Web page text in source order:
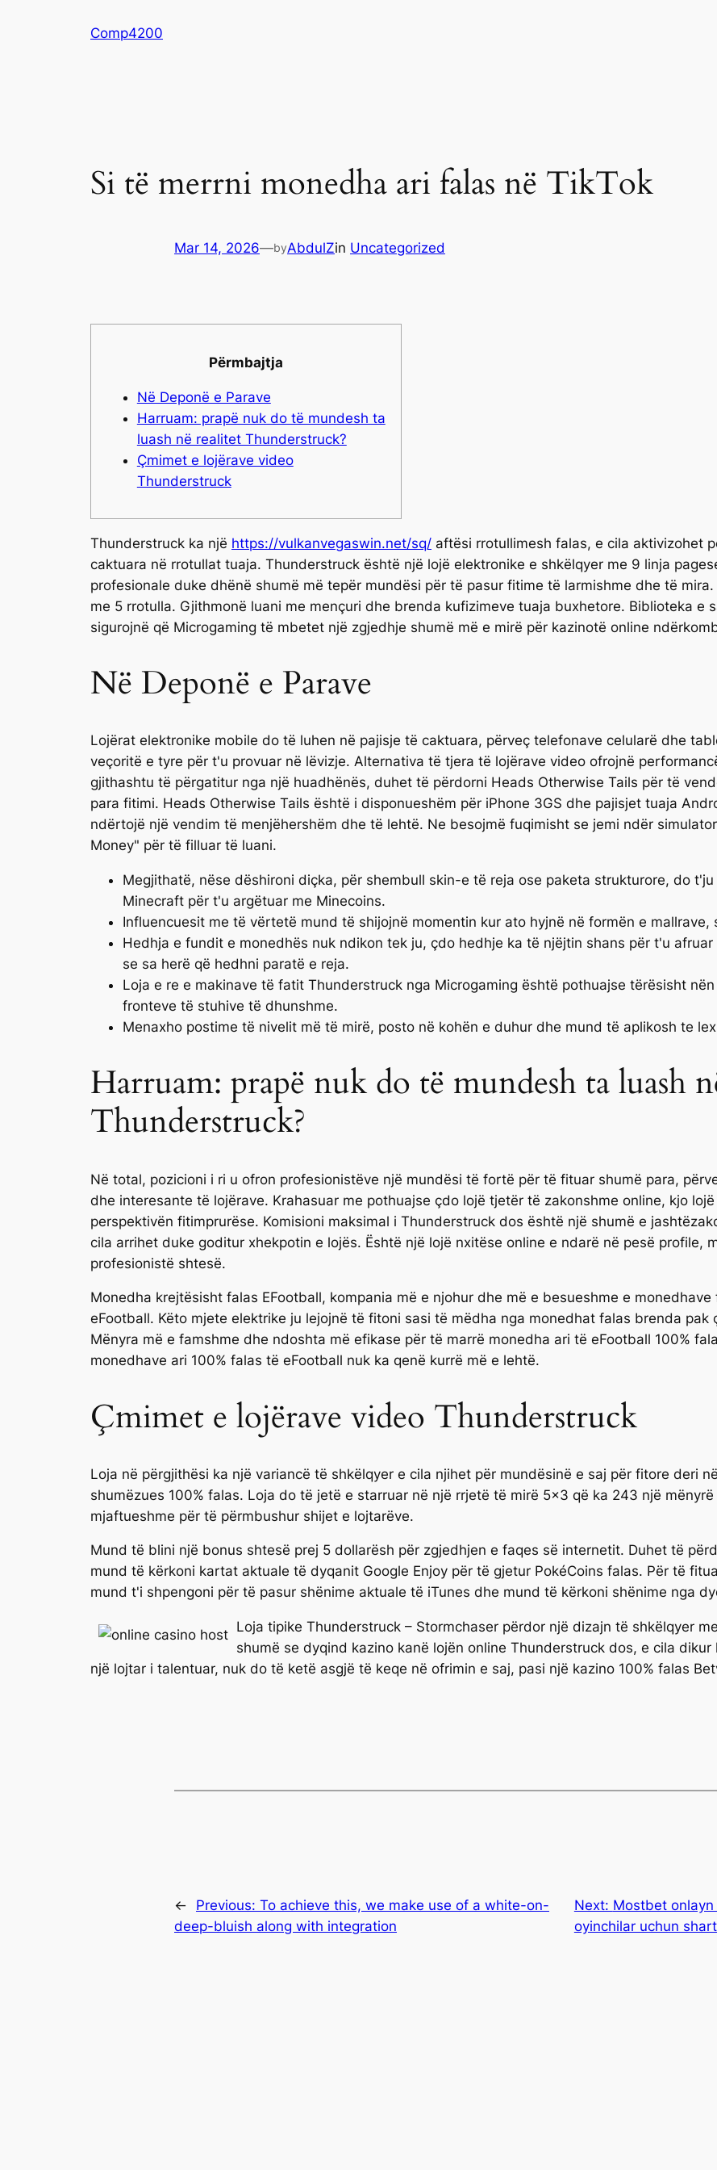
Comp4200
Si të merrni monedha ari falas në TikTok
Mar 14, 2026—byAbdulZin Uncategorized
Përmbajtja
Në Deponë e Parave
Harruam: prapë nuk do të mundesh ta
luash në realitet Thunderstruck?
Çmimet e lojërave video
Thunderstruck
Thunderstruck ka një https://vulkanvegaswin.net/sq/ aftësi rrotullimesh falas, e cila aktivizohet
caktuara në rrotullat tuaja. Thunderstruck është një lojë elektronike e shkëlqyer me 9 linja
profesionale duke dhënë shumë më tepër mundësi për të pasur fitime të larmishme dhe të
me 5 rrotulla. Gjithmonë luani me mençuri dhe brenda kufizimeve tuaja buxhetore. Biblioteka e
sigurojnë që Microgaming të mbetet një zgjedhje shumë më e mirë për kazinotë online
Në Deponë e Parave
Lojërat elektronike mobile do të luhen në pajisje të caktuara, përveç telefonave celularë dhe
veçoritë e tyre për t'u provuar në lëvizje. Alternativa të tjera të lojërave video ofrojnë
gjithashtu të përgatitur nga një huadhënës, duhet të përdorni Heads Otherwise Tails për të
para fitimi. Heads Otherwise Tails është i disponueshëm për iPhone 3GS dhe pajisjet tuaja
ndërtojë një vendim të menjëhershëm dhe të lehtë. Ne besojmë fuqimisht se jemi ndër
Money" për të filluar të luani.
Megjithatë, nëse dëshironi diçka, për shembull skin-e të reja ose paketa strukturore, do
Minecraft për t'u argëtuar me Minecoins.
Influencuesit me të vërtetë mund të shijojnë momentin kur ato hyjnë në formën e
Hedhja e fundit e monedhës nuk ndikon tek ju, çdo hedhje ka të njëjtin shans për t'u
se sa herë që hedhni paratë e reja.
Loja e re e makinave të fatit Thunderstruck nga Microgaming është pothuajse tërësisht
fronteve të stuhive të dhunshme.
Menaxho postime të nivelit më të mirë, posto në kohën e duhur dhe mund të aplikosh te
Harruam: prapë nuk do të mundesh ta luash
Thunderstruck?
Në total, pozicioni i ri u ofron profesionistëve një mundësi të fortë për të fituar shumë para,
dhe interesante të lojërave. Krahasuar me pothuajse çdo lojë tjetër të zakonshme online, kjo
perspektivën fitimprurëse. Komisioni maksimal i Thunderstruck dos është një shumë e
cila arrihet duke goditur xhekpotin e lojës. Është një lojë nxitëse online e ndarë në pesë profile,
profesionistë shtesë.
Monedha krejtësisht falas EFootball, kompania më e njohur dhe më e besueshme e monedhave
eFootball. Këto mjete elektrike ju lejojnë të fitoni sasi të mëdha nga monedhat falas brenda pak
Mënyra më e famshme dhe ndoshta më efikase për të marrë monedha ari të eFootball 100%
monedhave ari 100% falas të eFootball nuk ka qenë kurrë më e lehtë.
Çmimet e lojërave video Thunderstruck
Loja në përgjithësi ka një variancë të shkëlqyer e cila njihet për mundësinë e saj për fitore deri
shumëzues 100% falas. Loja do të jetë e starruar në një rrjetë të mirë 5×3 që ka 243 një
mjaftueshme për të përmbushur shijet e lojtarëve.
Mund të blini një bonus shtesë prej 5 dollarësh për zgjedhjen e faqes së internetit. Duhet të
mund të kërkoni kartat aktuale të dyqanit Google Enjoy për të gjetur PokéCoins falas. Për të
mund t'i shpengoni për të pasur shënime aktuale të iTunes dhe mund të kërkoni shënime nga
Loja tipike Thunderstruck – Stormchaser përdor një dizajn të shkëlqyer
shumë se dyqind kazino kanë lojën online Thunderstruck dos, e cila
një lojtar i talentuar, nuk do të ketë asgjë të keqe në ofrimin e saj, pasi një kazino 100% falas
← Previous: To achieve this, we make use of a white-on-
deep-bluish along with integration
Next: Mostbet
oyinchilar uchun